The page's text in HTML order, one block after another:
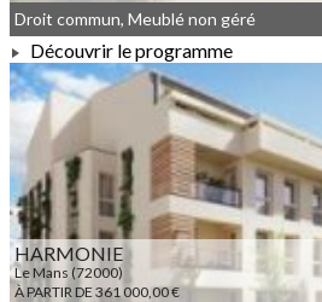
À PARTIR DE 124 900,00 €
Droit commun, Meublé non géré
Découvrir le programme
HARMONIE
Le Mans (72000)
À PARTIR DE 361 000,00 €